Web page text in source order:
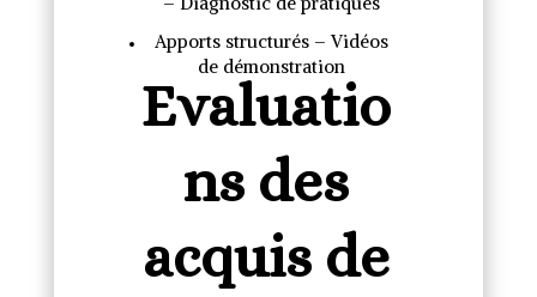
Apports structurés – Vidéos
de démonstration
Evaluatio
ns des
acquis de